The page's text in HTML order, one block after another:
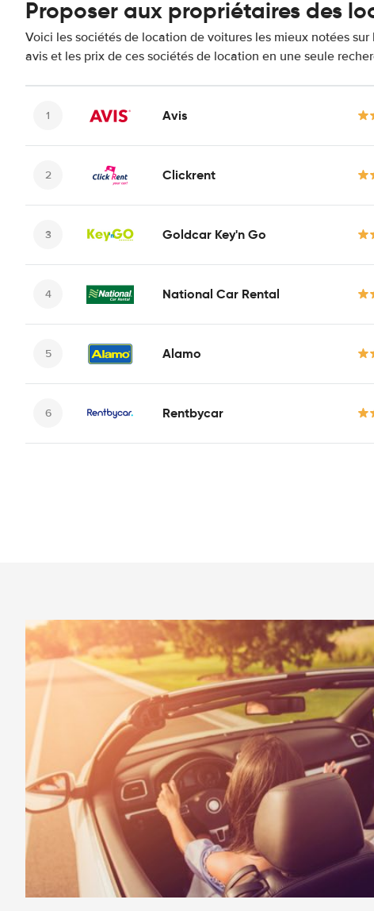
Proposer aux propriétaires des
Voici les sociétés de location de voitures les mieux notées
avis et les prix de ces sociétés de location en une seule
Avis
Clickrent
Goldcar Key'n Go
National Car Rental
Alamo
Rentbycar